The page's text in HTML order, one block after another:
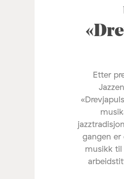
Etter
gangen
musikk til